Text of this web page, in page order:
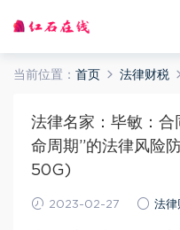
当前位置： 首页 法律财税
法律名家：毕敏：合
命周期”的法律风险
50G)
2023-02-27 法律